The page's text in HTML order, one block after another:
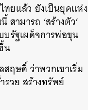
ทยแล้ว ยังเป็นยุคแห่ง
ามารถ ‘สร้างตัว’
บรัฐเผด็จการพ่อขุน
น
ษดิ์ ว่าพวกเขาเริ่ม
รวย สร้างทรัพย์